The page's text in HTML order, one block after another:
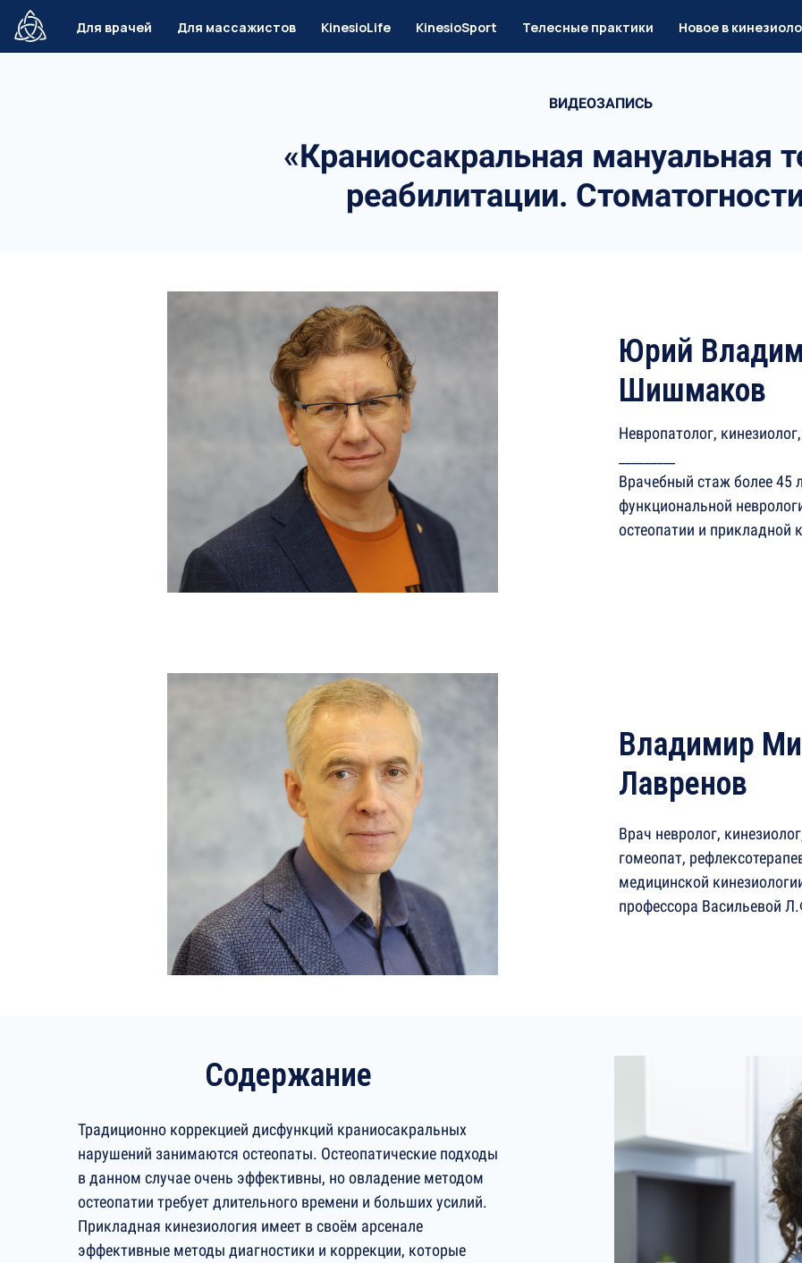
Ссылка на это место страницы:
Для врачей Для массажистов KinesioLife KinesioSport Телесные практики Новое в
ВИДЕОЗАПИСЬ
«Краниосакральная мануальная
реабилитации.
Юрий
Шишмаков
Невропатолог,
Врачебный стаж более 45
функциональной
остеопатии и прикладной
Владимир
Лавренов
Врач невролог,
гомеопат,
медицинской
профессора Васильевой
Содержание
Традиционно коррекцией дисфункций краниосакральных
нарушений занимаются остеопаты. Остеопатические подходы
в данном случае очень эффективны, но овладение методом
остеопатии требует длительного времени и больших усилий.
Прикладная кинезиология имеет в своём арсенале
эффективные методы диагностики и коррекции, которые